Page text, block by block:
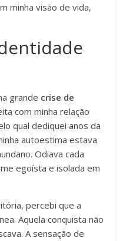
minha visão de vida,
grande crise de
com minha relação
qual dediquei anos da
autoestima estava
Odiava cada
egoísta e isolada em
percebi que a
Aquela conquista não
A sensação de